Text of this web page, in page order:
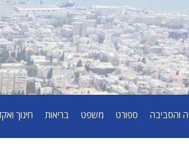
והסביבה ספורט משפט בריאות חינוך